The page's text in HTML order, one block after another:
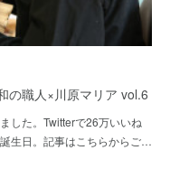
の職人×川原マリア vol.6
した。Twitterで26万いいね
生日。記事はこちらからご…